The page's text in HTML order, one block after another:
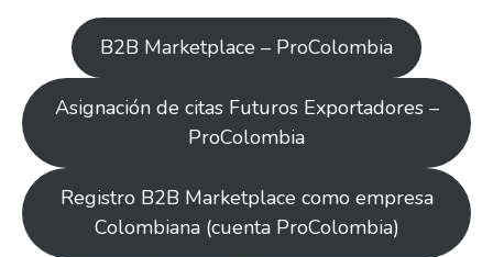
B2B Marketplace – ProColombia
Asignación de citas Futuros Exportadores –
ProColombia
Registro B2B Marketplace como empresa
Colombiana (cuenta ProColombia)